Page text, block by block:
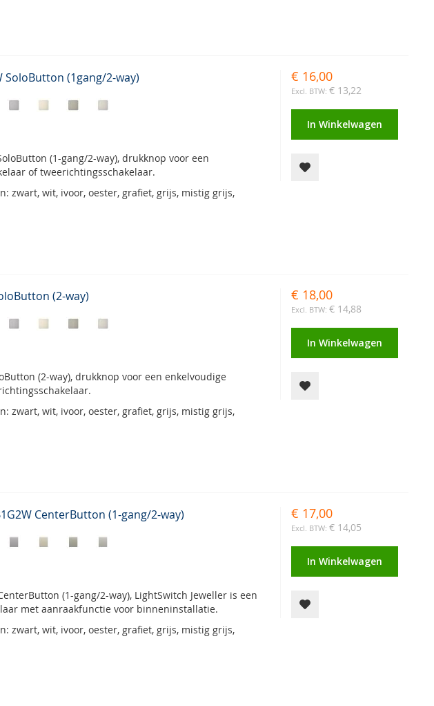
SoloButton (1gang/2-way)
(1-gang/2-way), drukknop voor een
of tweerichtingsschakelaar.
zwart, wit, ivoor, oester, grafiet, grijs, mistig grijs,
€ 16,00
€ 13,22
In Winkelwagen
(2-way)
(2-way), drukknop voor een enkelvoudige
zwart, wit, ivoor, oester, grafiet, grijs, mistig grijs,
€ 18,00
€ 14,88
In Winkelwagen
CenterButton (1-gang/2-way)
CenterButton (1-gang/2-way), LightSwitch Jeweller is een
met aanraakfunctie voor binneninstallatie.
zwart, wit, ivoor, oester, grafiet, grijs, mistig grijs,
€ 17,00
€ 14,05
In Winkelwagen